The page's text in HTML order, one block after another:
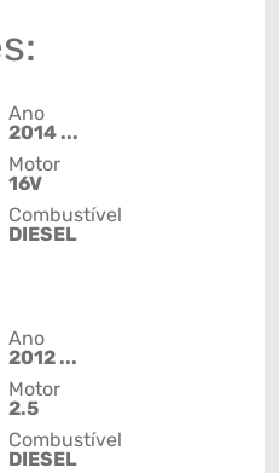
Ano
2014 ...
Motor
16V
Combustível
DIESEL
Ano
2012 ...
Motor
2.5
Combustível
DIESEL